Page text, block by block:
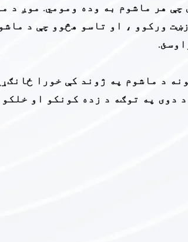
هر ماشوم به وده ومومي. موږ د
ورکوو ، او تاسو هڅوو چې د
د ماشوم په ژوند کې خورا
دوی په توګه د زده کونکو او